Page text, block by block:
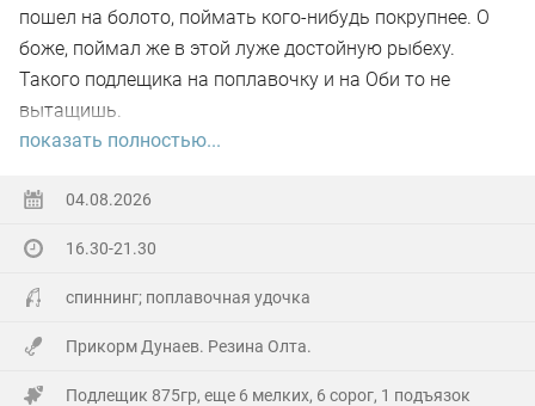
пошел на болото, поймать кого-нибудь покрупнее. О
боже, поймал же в этой луже достойную рыбеху.
Такого подлещика на поплавочку и на Оби то не
вытащишь.
поймал.
На заказе еще покидал спиннинг. Поймал 8 наников.
Отпустил, и пошел домой.
показать полностью...
04.08.2026
16.30-21.30
спиннинг; поплавочная удочка
Прикорм Дунаев. Резина Олта.
Подлещик 875гр, еще 6 мелких, 6 сорог, 1 подъязок